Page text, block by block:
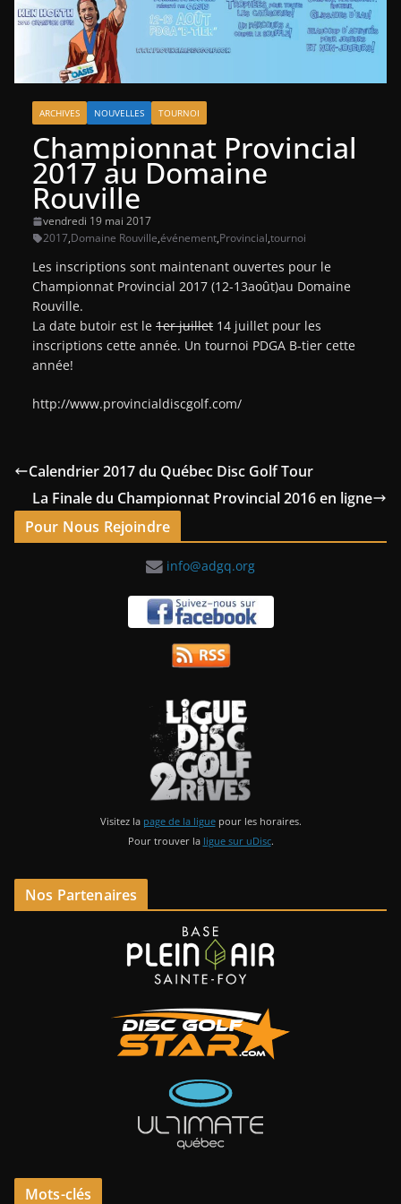
ARCHIVES NOUVELLES TOURNOI
Championnat Provincial
2017 au Domaine
Rouville
vendredi 19 mai 2017
2017,Domaine Rouville,événement,Provincial,tournoi
Les inscriptions sont maintenant ouvertes pour le
Championnat Provincial 2017 (12-13août)au Domaine
Rouville.
La date butoir est le 1er juillet 14 juillet pour les
inscriptions cette année. Un tournoi PDGA B-tier cette
année!
http://www.provincialdiscgolf.com/
Calendrier 2017 du Québec Disc Golf Tour
La Finale du Championnat Provincial 2016 en ligne
Pour Nous Rejoindre
info@adgq.org
Visitez la page de la liguepour les horaires.
Pour trouver la ligue sur uDisc.
Nos Partenaires
Mots-clés